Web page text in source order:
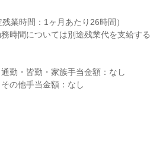
業時間：1ヶ月あたり26時間）
時間については別途残業代を支給する
勤・皆勤・家族手当金額：なし
の他手当金額：なし